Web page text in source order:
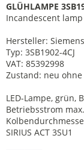
GLÜHLAMPE
Incandescent lamp
Hersteller: Siemens
Typ: 3SB1902-4CJ
VAT: 85392998
Zustand: neu ohne
LED-Lampe, grün,
Betriebsstrom
SIRIUS ACT 3SU1